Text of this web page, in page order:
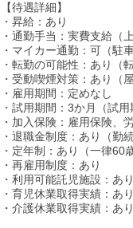
【待遇詳細】
・昇給：あり
・通勤手当：実費支給（
・マイカー通勤：可（駐
・転勤の可能性：あり（
・受動喫煙対策：あり（
・雇用期間：定めなし
・試用期間：3か月（試
・加入保険：雇用保険、
・退職金制度：あり（勤
・定年制：あり（一律60歳
・再雇用制度：あり
・利用可能託児施設：あ
・育児休業取得実績：あり
・介護休業取得実績：あり